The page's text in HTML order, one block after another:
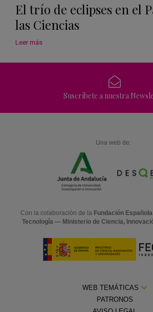
El trío de eclipses en el
las Ciencias
Leer más
Suscríbete a nuestra
Una web de:
Con la colaboración de la Fundación
Tecnología — Ministerio de Ciencia,
WEB TEMÁTICAS
PATRONOS